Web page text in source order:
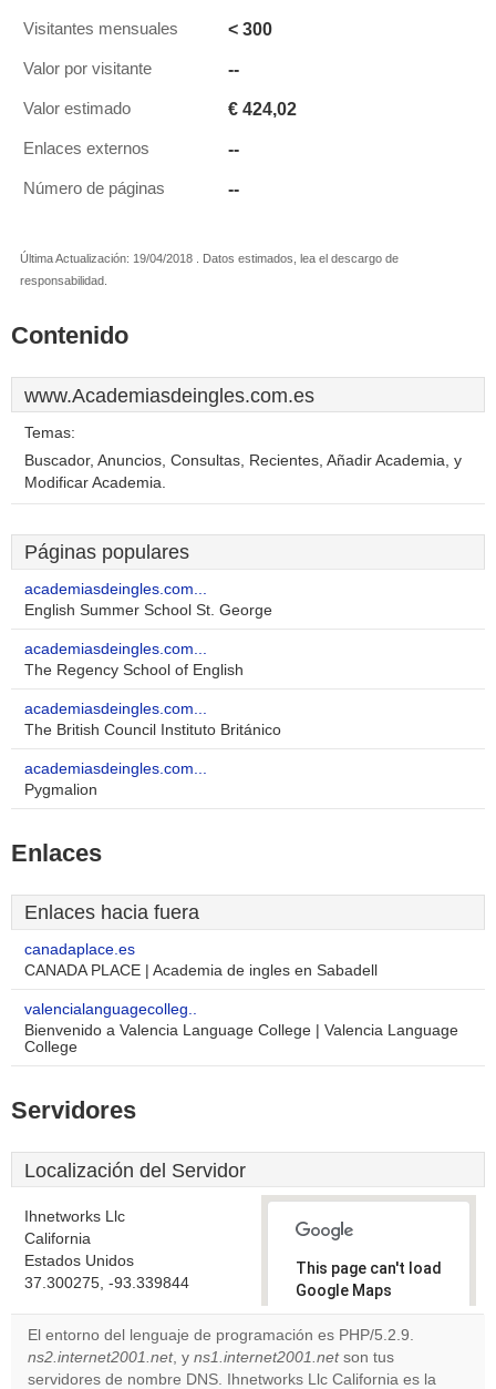
Visitantes mensuales < 300
Valor por visitante --
Valor estimado € 424,02
Enlaces externos --
Número de páginas --
Última Actualización: 19/04/2018 . Datos estimados, lea el descargo de
responsabilidad.
Contenido
www.Academiasdeingles.com.es
Temas:
Buscador, Anuncios, Consultas, Recientes, Añadir Academia, y
Modificar Academia.
Páginas populares
academiasdeingles.com...
English Summer School St. George
academiasdeingles.com...
The Regency School of English
academiasdeingles.com...
The British Council Instituto Británico
academiasdeingles.com...
Pygmalion
Enlaces
Enlaces hacia fuera
canadaplace.es
CANADA PLACE | Academia de ingles en Sabadell
valencialanguagecolleg..
Bienvenido a Valencia Language College | Valencia Language
College
Servidores
Localización del Servidor
Ihnetworks Llc
California
Estados Unidos
37.300275, -93.339844
This page can't load
Google Maps
correctly.
Do you
own this
OK
El entorno del lenguaje de programación es PHP/5.2.9.
ns2.internet2001.net, y ns1.internet2001.netson tus
servidores de nombre DNS. Ihnetworks Llc California es la